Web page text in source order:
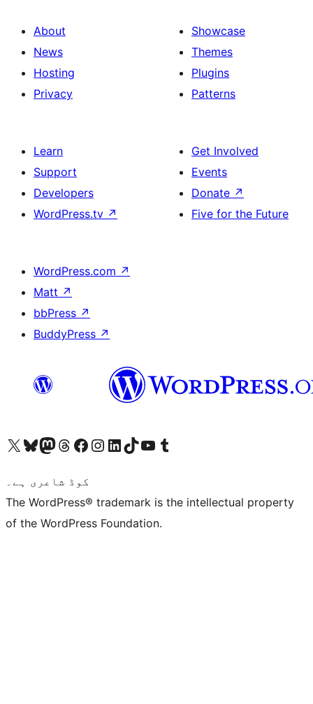
About
News
Hosting
Privacy
Showcase
Themes
Plugins
Patterns
Learn
Support
Developers
WordPress.tv ↗
Get Involved
Events
Donate ↗
Five for the Future
WordPress.com ↗
Matt ↗
bbPress ↗
BuddyPress ↗
Visit our X (formerly Twitter) account
ہمارے بلیواسکائی اکاؤنٹ پر جائیں
Visit our Mastodon account
ہمارے ٹھریڈز اکاؤنٹ پر جائیں
Visit our Facebook page
Visit our Instagram account
Visit our LinkedIn account
ہمارے ٹک ٹاک اکاؤنٹ پر جائیں
Visit our YouTube channel
ہمارے ٹمبلر اکاؤنٹ پر جائیں
کوڈ شاعری ہے۔
The WordPress® trademark is the intellectual property
of the WordPress Foundation.